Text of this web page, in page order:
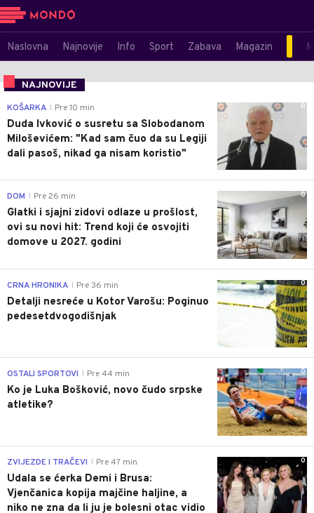
Naslovna Najnovije Info Sport Zabava Magazin
NAJNOVIJE
0
KOŠARKA Pre 10 min
Duda Ivković o susretu sa Slobodanom
Miloševićem: "Kad sam čuo da su Legiji
dali pasoš, nikad ga nisam koristio"
0
DOM Pre 26 min
Glatki i sjajni zidovi odlaze u prošlost,
ovi su novi hit: Trend koji će osvojiti
domove u 2027. godini
0
CRNA HRONIKA Pre 36 min
Detalji nesreće u Kotor Varošu: Poginuo
pedesetdvogodišnjak
0
OSTALI SPORTOVI Pre 44 min
Ko je Luka Bošković, novo čudo srpske
atletike?
0
ZVIJEZDE I TRAČEVI Pre 47 min
Udala se ćerka Demi i Brusa:
Vjenčanica kopija majčine haljine, a
niko ne zna da li ju je bolesni otac vidio